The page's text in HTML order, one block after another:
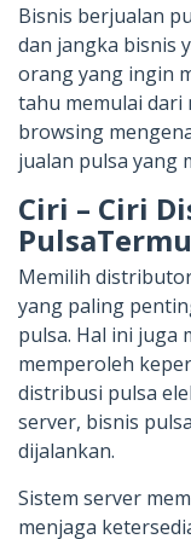
Bisnis berjualan
dan jangka bisnis
orang yang ingin
tahu memulai dari
browsing
jualan pulsa yang
Ciri – Ciri
Memilih
yang paling
pulsa. Hal ini juga
memperoleh
distribusi pulsa
server, bisnis
dijalankan.
Sistem server
menjaga